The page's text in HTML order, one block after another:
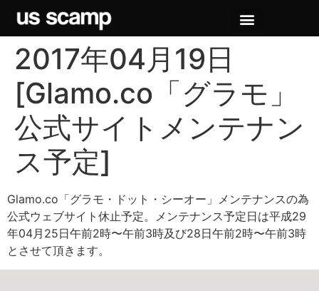
2017年04月19日
[Glamo.co「グラモ」
公式サイトメンテナン
ス予定]
Glamo.co「グラモ・ドット・シーオー」メンテナンスの為
公式ウェブサイト休止予定。メンテナンス予定日は平成29
年04月25日午前2時〜午前3時及び28日午前2時〜午前3時
とさせて頂きます。